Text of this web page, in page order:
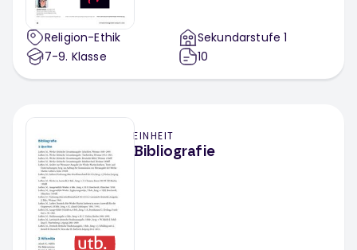
Religion-Ethik
7-9. Klasse
Sekundarstufe 1
10
EINHEIT
Bibliografie